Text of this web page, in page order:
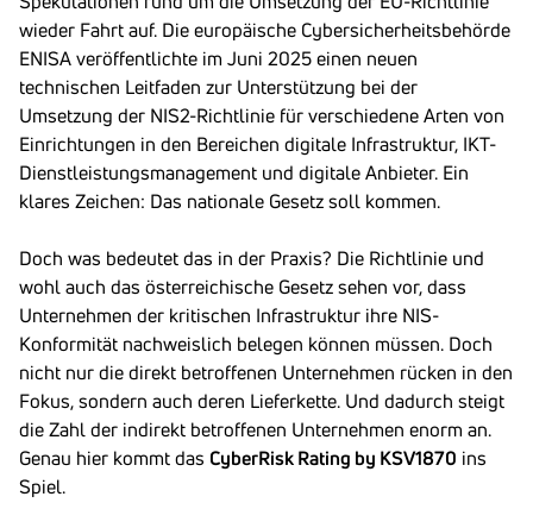
wieder Fahrt auf. Die europäische Cybersicherheitsbehörde
ENISA veröffentlichte im Juni 2025 einen neuen
technischen Leitfaden zur Unterstützung bei der
Umsetzung der NIS2-Richtlinie für verschiedene Arten von
Einrichtungen in den Bereichen digitale Infrastruktur, IKT-
Dienstleistungsmanagement und digitale Anbieter. Ein
klares Zeichen: Das nationale Gesetz soll kommen.
Doch was bedeutet das in der Praxis? Die Richtlinie und
wohl auch das österreichische Gesetz sehen vor, dass
Unternehmen der kritischen Infrastruktur ihre NIS-
Konformität nachweislich belegen können müssen. Doch
nicht nur die direkt betroffenen Unternehmen rücken in den
Fokus, sondern auch deren Lieferkette. Und dadurch steigt
die Zahl der indirekt betroffenen Unternehmen enorm an.
Genau hier kommt das CyberRisk Rating by KSV1870 ins
Spiel.